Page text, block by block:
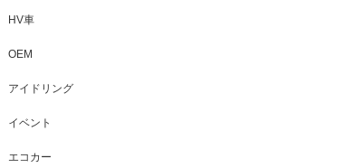
HV車
OEM
アイドリング
イベント
エコカー